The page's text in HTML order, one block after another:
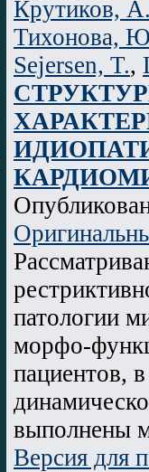
Крутиков,
Тихонова,
Sejersen, T.,
патологии
морфо-
пациентов,
выполнены
Версия для